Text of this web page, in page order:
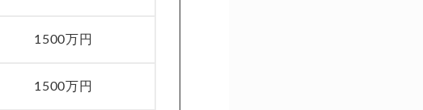
1500万円
1500万円